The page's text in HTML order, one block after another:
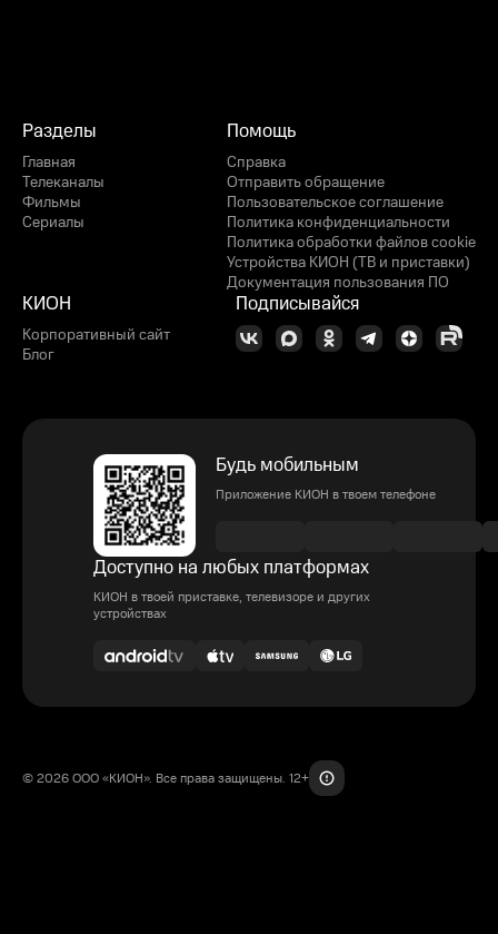
Разделы
Главная
Телеканалы
Фильмы
Сериалы
Помощь
Справка
Отправить обращение
Пользовательское соглашение
Политика конфиденциальности
Политика обработки файлов cookie
Устройства КИОН (ТВ и приставки)
Документация пользования ПО
КИОН
Корпоративный сайт
Блог
Подписывайся
Будь мобильным
Приложение КИОН в твоем телефоне
Доступно на любых платформах
КИОН в твоей приставке, телевизоре и других
устройствах
© 2026 ООО «КИОН». Все права защищены. 12+